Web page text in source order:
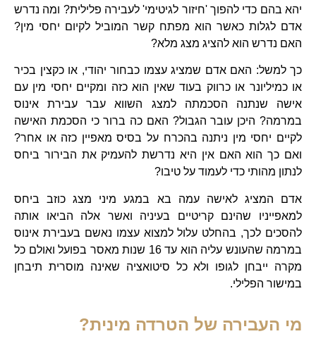
יהא בהם כדי להפוך 'חיזור לגיטימי' לעבירה פלילית? ומה נדרש
אדם לגלות כאשר הוא מפתח קשר המוביל לקיום יחסי מין?
האם נדרש הוא להציג מצג מלא?
כך למשל: האם אדם שמציג עצמו כבחור יהודי, או כקצין בכיר
או כמיליונר או כרווק בעוד שאין הוא כזה ומקיים יחסי מין עם
אישה שנתנה הסכמתה למצג השווא עבר עבירת אינוס
במרמה? היכן עובר הגבול? האם כה ברור כי הסכמת האישה
לקיים יחסי מין ניתנה בהכרח על בסיס מאפיין כזה או אחר?
ואם כך הוא האם אין היא נדרשת להעמיק את הבירור ביחס
לנתון מהותי כדי לעמוד על טיבו?
אדם המציג לאישה עמה בא במגע מיני מצג כוזב ביחס
למאפייניו שהינם קריטיים בעיניה ואשר אלה הביאו אותה
להסכים לכך, בהחלט עלול למצוא עצמו נאשם בעבירת אינוס
במרמה שהעונש עליה הוא עד 16 שנות מאסר בפועל ואולם כל
מקרה ייבחן לגופו ולא כל סיטואציה שאינה מוסרית תיבחן
במישור הפלילי.
מי העבירה של הטרדה מינית?